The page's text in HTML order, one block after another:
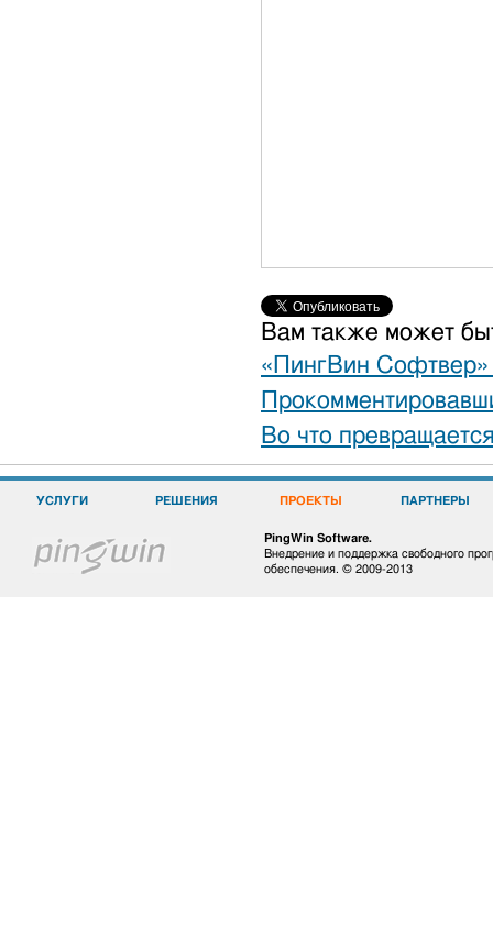
Вам также может
«ПингВин Софтвер»
Во что
УСЛУГИ РЕШЕНИЯ ПРОЕКТЫ ПАРТНЕРЫ
PingWin Software.
Внедрение и поддержка свободного
обеспечения. © 2009-2013